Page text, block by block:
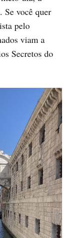
Se você quer
pelo
viam a
Secretos do